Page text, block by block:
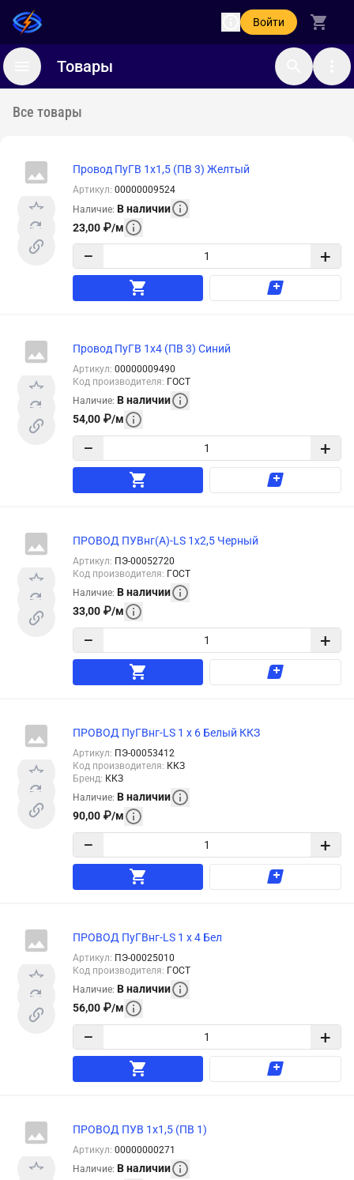
Войти
Товары
Все товары
Провод ПуГВ 1х1,5 (ПВ 3) Желтый
Артикул: 00000009524
Наличие: В наличии
23,00 ₽/м
− +
Провод ПуГВ 1х4 (ПВ 3) Синий
Артикул: 00000009490
Код производителя: ГОСТ
Наличие: В наличии
54,00 ₽/м
− +
ПРОВОД ПУВнг(А)-LS 1х2,5 Черный
Артикул: ПЭ-00052720
Код производителя: ГОСТ
Наличие: В наличии
33,00 ₽/м
− +
ПРОВОД ПуГВнг-LS 1 х 6 Белый ККЗ
Артикул: ПЭ-00053412
Код производителя: ККЗ
Бренд: ККЗ
Наличие: В наличии
90,00 ₽/м
− +
ПРОВОД ПуГВнг-LS 1 х 4 Бел
Артикул: ПЭ-00025010
Код производителя: ГОСТ
Наличие: В наличии
56,00 ₽/м
− +
ПРОВОД ПУВ 1х1,5 (ПВ 1)
Артикул: 00000000271
Наличие: В наличии